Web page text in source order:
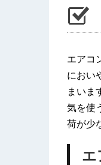
エアコ
におい
まいま
気を使
荷が少
エ